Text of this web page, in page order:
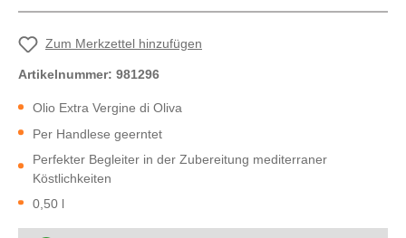
Zum Merkzettel hinzufügen
Artikelnummer: 981296
Olio Extra Vergine di Oliva
Per Handlese geerntet
Perfekter Begleiter in der Zubereitung mediterraner
Köstlichkeiten
0,50 l